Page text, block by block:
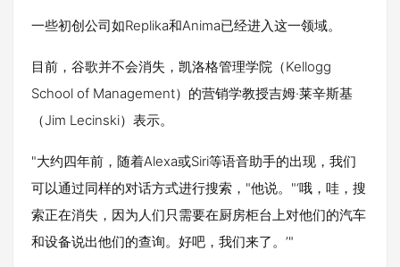
一些初创公司如Replika和Anima已经进入这一领域。
目前，谷歌并不会消失，凯洛格管理学院（Kellogg
School of Management）的营销学教授吉姆·莱辛斯基
（Jim Lecinski）表示。
"大约四年前，随着Alexa或Siri等语音助手的出现，我们
可以通过同样的对话方式进行搜索，"他说。"‘哦，哇，搜
索正在消失，因为人们只需要在厨房柜台上对他们的汽车
和设备说出他们的查询。好吧，我们来了。’"